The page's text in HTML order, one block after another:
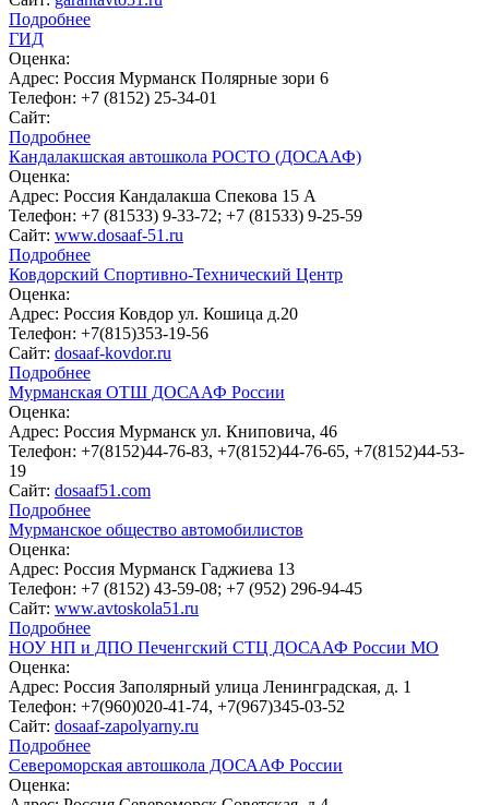
Подробнее
ГИД
Оценка:
Адрес: Россия Мурманск Полярные зори 6
Телефон: +7 (8152) 25-34-01
Сайт:
Подробнее
Кандалакшская автошкола РОСТО (ДОСААФ)
Оценка:
Адрес: Россия Кандалакша Спекова 15 А
Телефон: +7 (81533) 9-33-72; +7 (81533) 9-25-59
Сайт: www.dosaaf-51.ru
Подробнее
Ковдорский Спортивно-Технический Центр
Оценка:
Адрес: Россия Ковдор ул. Кошица д.20
Телефон: +7(815)353-19-56
Сайт: dosaaf-kovdor.ru
Подробнее
Мурманская ОТШ ДОСААФ России
Оценка:
Адрес: Россия Мурманск ул. Книповича, 46
Телефон: +7(8152)44-76-83, +7(8152)44-76-65, +7(8152)44-53-
19
Сайт: dosaaf51.com
Подробнее
Мурманское общество автомобилистов
Оценка:
Адрес: Россия Мурманск Гаджиева 13
Телефон: +7 (8152) 43-59-08; +7 (952) 296-94-45
Сайт: www.avtoskola51.ru
Подробнее
НОУ НП и ДПО Печенгский СТЦ ДОСААФ России МО
Оценка:
Адрес: Россия Заполярный улица Ленинградская, д. 1
Телефон: +7(960)020-41-74, +7(967)345-03-52
Сайт: dosaaf-zapolyarny.ru
Подробнее
Североморская автошкола ДОСААФ России
Оценка: